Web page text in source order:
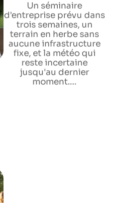
Un séminaire
d'entreprise prévu dans
trois semaines, un
terrain en herbe sans
aucune infrastructure
fixe, et la météo qui
reste incertaine
jusqu'au dernier
moment.…